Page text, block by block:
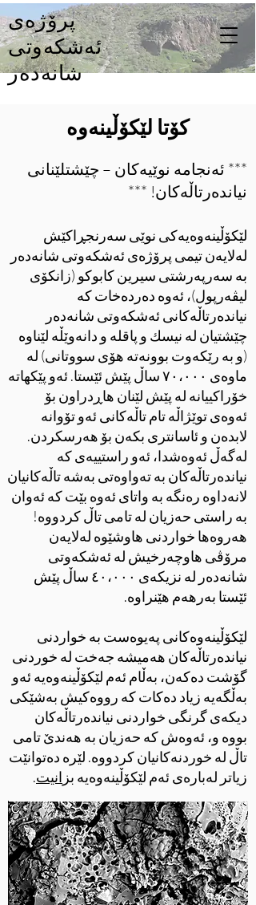
پرۆژەی
ئەشکەوتی
شانەدەر
کۆتا لێکۆڵینەوە
*** ئەنجامە نوێیەکان – چێشتلێنانی
نیاندەرتاڵەکان! ***
لێکۆڵینەوەیەکی نوێی سەرنجڕاکێش
لەلایەن تیمی پرۆژەی ئەشکەوتی شانەدەر
بە سەرپەرشتی سیرین کابوکو (زانکۆی
لیڤەرپول)، ئەوە دەردەخات کە
نیاندەرتاڵەکانی ئەشکەوتی شانەدەر
چێشتیان لە نیسك و پاقلە و دانەوێڵە لێناوە
(و بە رێکەوت بوونەتە هۆی سووتانی) لە
ماوەی ٧٠،٠٠٠ ساڵ پێش ئێستا. ئەو پێکهاتە
خۆراکییانە لە پێش لێنان هاڕدراون بۆ
ئەوەی توێژاڵە تام تاڵەکانی ئەو تۆوانە
لابدەن و ئاسانتری بکەن بۆ هەرسکردن.
لەگەڵ ئەوەشدا، ئەو راستییەی کە
نیاندەرتاڵەکان بە تەواوەتی بەشە تاڵەکانیان
لانەداوە رەنگە بە واتای ئەوە بێت کە ئەوان
بە راستی حەزیان لە تامی تاڵ کردووە!
هەروەها خواردنی هاوشێوە لەلایەن
مرۆڤی هاوچەرخیش لە ئەشکەوتی
شانەدەر لە نزیکەی ٤٠،٠٠٠ ساڵ پێش
ئێستا بەرهەم هێنراوە.
لێکۆڵینەوەکانی پەیوەست بە خواردنی
نیاندەرتاڵەکان هەمیشە جەخت لە خوردنی
گۆشت دەکەن، بەڵام ئەم لێکۆڵینەوەیە ئەو
بەڵگەیە زیاد دەکات کە رووەکیش بەشێکی
دیکەی گرنگی خواردنی نیاندەرتاڵەکان
بووە و، ئەوەش کە حەزیان بە هەندێ تامی
تاڵ لە خوردنەکانیان کردووە. لێرە دەتوانێت
زیاتر لەبارەی ئەم لێکۆڵینەوەیە بز انیت.